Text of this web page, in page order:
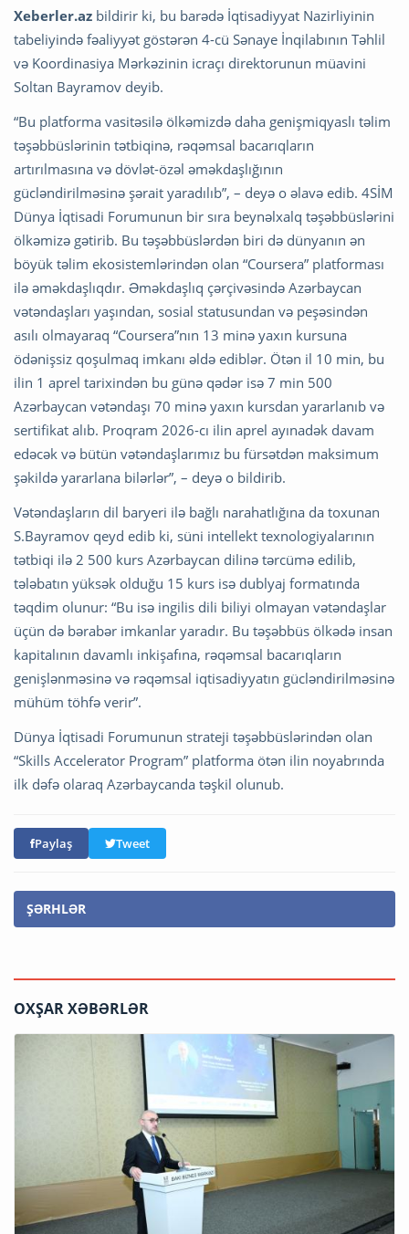
Xeberler.az bildirir ki, bu barədə İqtisadiyyat Nazirliyinin
tabeliyində fəaliyyət göstərən 4-cü Sənaye İnqilabının Təhlil
və Koordinasiya Mərkəzinin icraçı direktorunun müavini
Soltan Bayramov deyib.
“Bu platforma vasitəsilə ölkəmizdə daha genişmiqyaslı təlim
təşəbbüslərinin tətbiqinə, rəqəmsal bacarıqların
artırılmasına və dövlət-özəl əməkdaşlığının
gücləndirilməsinə şərait yaradılıb”, – deyə o əlavə edib. 4SİM
Dünya İqtisadi Forumunun bir sıra beynəlxalq təşəbbüslərini
ölkəmizə gətirib. Bu təşəbbüslərdən biri də dünyanın ən
böyük təlim ekosistemlərindən olan “Coursera” platforması
ilə əməkdaşlıqdır. Əməkdaşlıq çərçivəsində Azərbaycan
vətəndaşları yaşından, sosial statusundan və peşəsindən
asılı olmayaraq “Coursera”nın 13 minə yaxın kursuna
ödənişsiz qoşulmaq imkanı əldə ediblər. Ötən il 10 min, bu
ilin 1 aprel tarixindən bu günə qədər isə 7 min 500
Azərbaycan vətəndaşı 70 minə yaxın kursdan yararlanıb və
sertifikat alıb. Proqram 2026-cı ilin aprel ayınadək davam
edəcək və bütün vətəndaşlarımız bu fürsətdən maksimum
şəkildə yararlana bilərlər”, – deyə o bildirib.
Vətəndaşların dil baryeri ilə bağlı narahatlığına da toxunan
S.Bayramov qeyd edib ki, süni intellekt texnologiyalarının
tətbiqi ilə 2 500 kurs Azərbaycan dilinə tərcümə edilib,
tələbatın yüksək olduğu 15 kurs isə dublyaj formatında
təqdim olunur: “Bu isə ingilis dili biliyi olmayan vətəndaşlar
üçün də bərabər imkanlar yaradır. Bu təşəbbüs ölkədə insan
kapitalının davamlı inkişafına, rəqəmsal bacarıqların
genişlənməsinə və rəqəmsal iqtisadiyyatın gücləndirilməsinə
mühüm töhfə verir”.
Dünya İqtisadi Forumunun strateji təşəbbüslərindən olan
“Skills Accelerator Program” platforma ötən ilin noyabrında
ilk dəfə olaraq Azərbaycanda təşkil olunub.
Paylaş Tweet
ŞƏRHLƏR
OXŞAR XƏBƏRLƏR